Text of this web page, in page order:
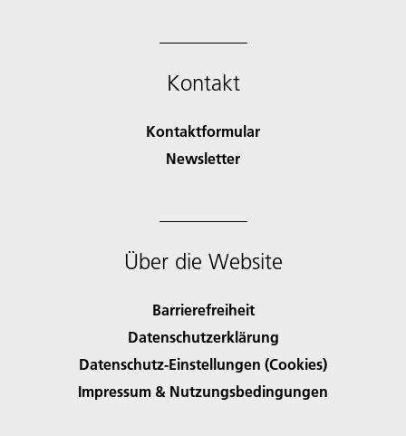
Kontakt
Kontaktformular
Newsletter
Über die Website
Barrierefreiheit
Datenschutzerklärung
Datenschutz-Einstellungen (Cookies)
Impressum & Nutzungsbedingungen